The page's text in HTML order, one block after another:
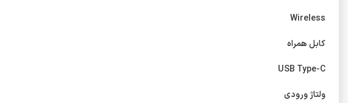
Wireless
کابل همراه
USB Type-C
ولتاژ ورودی